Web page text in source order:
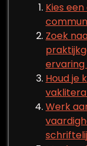
Kies
Zoek
ervaring
Houd je
Werk